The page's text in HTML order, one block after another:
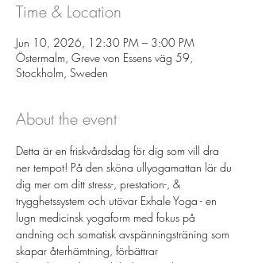
Time & Location
Jun 10, 2026, 12:30 PM – 3:00 PM
Östermalm, Greve von Essens väg 59,
Stockholm, Sweden
About the event
Detta är en friskvårdsdag för dig som vill dra
ner tempot! På den sköna ullyogamattan lär du
dig mer om ditt stress-, prestation-, &
trygghetssystem och utövar Exhale Yoga - en
lugn medicinsk yogaform med fokus på
andning och somatisk avspänningsträning som
skapar återhämtning, förbättrar